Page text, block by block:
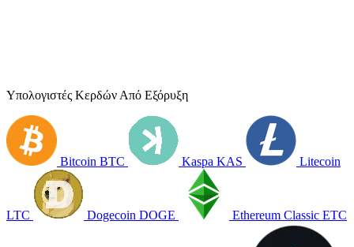
Υπολογιστές Κερδών Από Εξόρυξη
Bitcoin BTC Kaspa KAS Litecoin
LTC Dogecoin DOGE Ethereum Classic ETC